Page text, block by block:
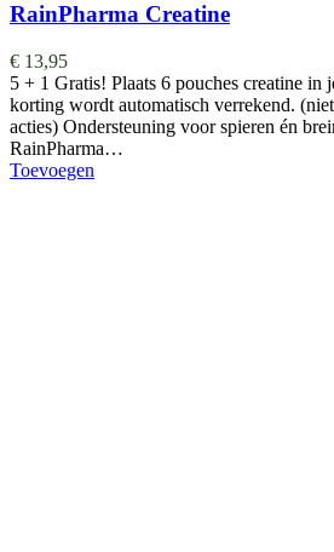
RainPharma Creatine
€ 13,95
5 + 1 Gratis! Plaats 6 pouches creatine in
korting wordt automatisch verrekend.
acties) Ondersteuning voor spieren én
RainPharma…
Toevoegen